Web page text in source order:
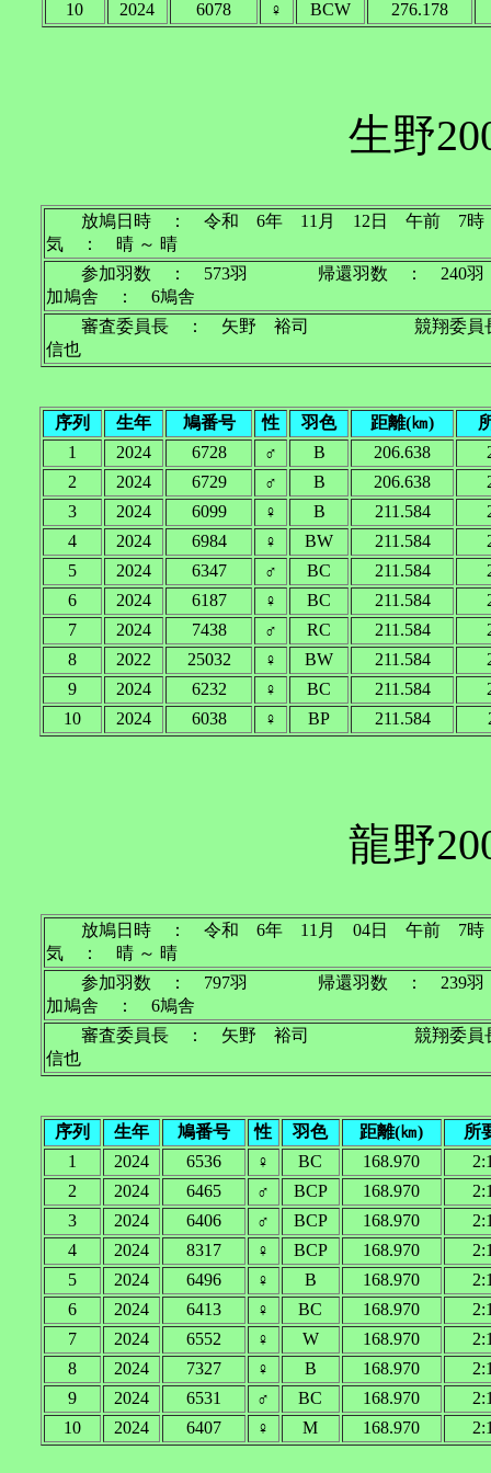
10 2024 6078 ♀ BCW 276.178
生野
放鳩日時 ： 令和 6年 11月 12日 午
気 ： 晴 ～ 晴
参加羽数 ： 573羽 帰還羽数 ：
加鳩舎 ： 6鳩舎
審査委員長 ： 矢野 裕司 競翔委
信也
序列 生年 鳩番号 性 羽色 距離(㎞)
1
2024 6728 ♂ B 206.638
2
2024 6729 ♂ B 206.638
3
2024 6099 ♀ B 211.584
4
2024 6984 ♀ BW 211.584
5
2024 6347 ♂ BC 211.584
6
2024 6187 ♀ BC 211.584
7
2024 7438 ♂ RC 211.584
8
2022 25032 ♀ BW 211.584
9
2024 6232 ♀ BC 211.584
10
2024 6038 ♀ BP 211.584
龍野
放鳩日時 ： 令和 6年 11月 04日 午
気 ： 晴 ～ 晴
参加羽数 ： 797羽 帰還羽数 ：
加鳩舎 ： 6鳩舎
審査委員長 ： 矢野 裕司 競翔委
信也
序列 生年 鳩番号 性 羽色 距離(㎞)
所
1
2024 6536 ♀ BC 168.970
2
2024 6465 ♂ BCP 168.970
3
2024 6406 ♂ BCP 168.970
4
2024 8317 ♀ BCP 168.970
5
2024 6496 ♀ B 168.970
6
2024 6413 ♀ BC 168.970
7
2024 6552 ♀ W 168.970
8
2024 7327 ♀ B 168.970
9
2024 6531 ♂ BC 168.970
10
2024 6407 ♀ M 168.970